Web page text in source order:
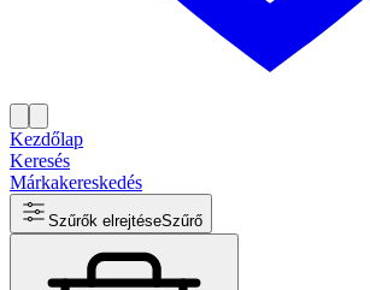
Kezdőlap
Keresés
Márkakereskedés
Szűrők elrejtéseSzűrő